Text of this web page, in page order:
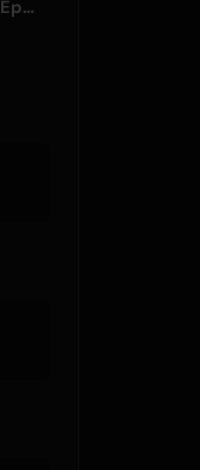
BanG Dream! Yume∞Mita Episode 8 Live Clip Released